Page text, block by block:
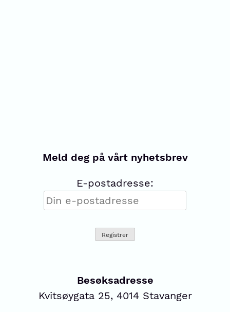
Meld deg på vårt nyhetsbrev
E-postadresse:
Besøksadresse
Kvitsøygata 25, 4014 Stavanger